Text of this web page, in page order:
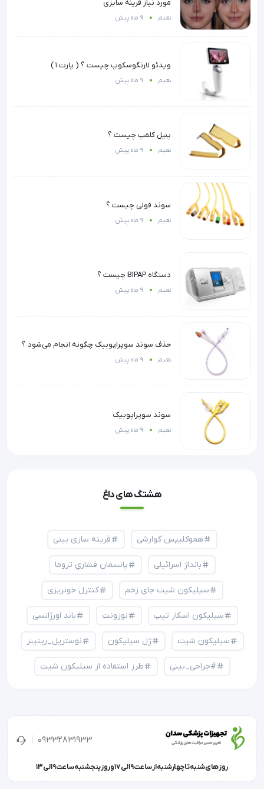
مورد نیاز قرینه سایزی
نعیم 9 ماه پیش
ویدئو لارنگوسکوپ چیست ؟ ( پارت ۱ )
نعیم 9 ماه پیش
پنیل کلمپ چیست ؟
نعیم 9 ماه پیش
سوند فولی چیست ؟
نعیم 9 ماه پیش
دستگاه BIPAP چیست ؟
نعیم 9 ماه پیش
حذف سوند سوپراپوبیک چگونه انجام می‌شود ؟
نعیم 9 ماه پیش
سوند سوپراپوبیک
نعیم 9 ماه پیش
هشتگ های داغ
هموکلیپس گوارشی قرینه سازی بینی
بانداژ اسرائیلی پانسمان فشاري تروما
سیلیکون شیت جای زخم کنترل خونریزی
سیلیکون اسکار تیپ نوزونت باند اورژانسی
سیلیکون شیت ژل سیلیکون نوستریل_ریتینر
#جراحی_بینی طرز استفاده از سیلیکون شیت
09332831933
روز های شنبه تا چهارشنبه از ساعت 9 الی 17 و روز پنجشنبه ساعت 9 الی 13